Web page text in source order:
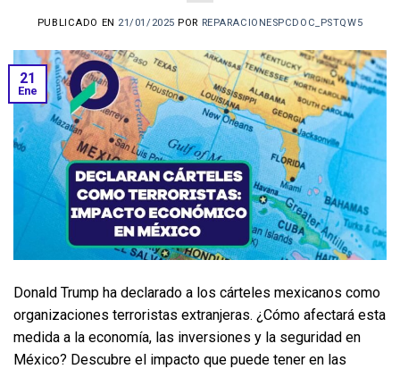
PUBLICADO EN 21/01/2025 POR REPARACIONESPCDOC_PSTQW5
21
Ene
Donald Trump ha declarado a los cárteles mexicanos como
organizaciones terroristas extranjeras. ¿Cómo afectará esta
medida a la economía, las inversiones y la seguridad en
México? Descubre el impacto que puede tener en las